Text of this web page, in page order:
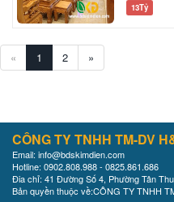
13Tỷ
« 1 2 »
CÔNG TY TNHH TM-DV
Email: info@bdskimdien.com
Hotline: 0902.808.988 - 0825.861.686
Đia chỉ: 41 Đường Số 4, Phường Tân
Bản quyền thuộc về:CÔNG TY TNHH